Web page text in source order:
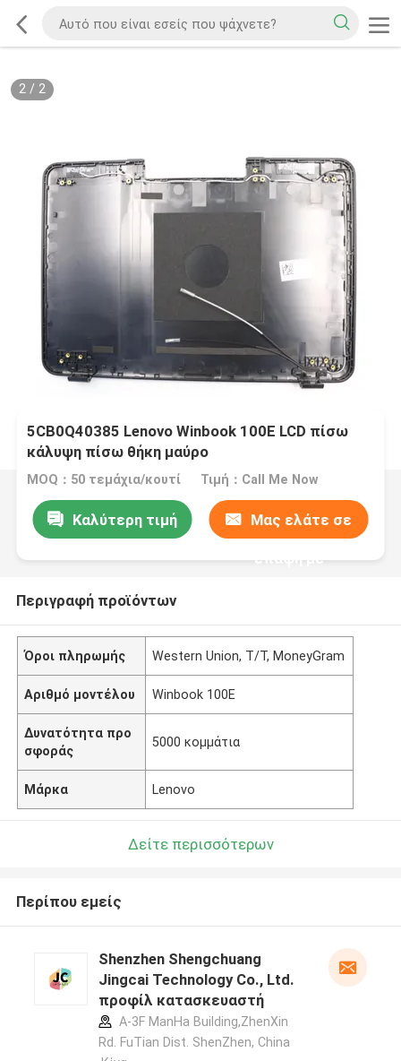
2/ 2
5CB0Q40385 Lenovo Winbook 100E LCD πίσω
κάλυψη πίσω θήκη μαύρο
MOQ：50 τεμάχια/κουτί Τιμή：Call Me Now
Καλύτερη τιμή Μας ελάτε σε
επαφή με
Περιγραφή προϊόντων
Όροι πληρωμής Western Union, T/T, MoneyGram
Αριθμό μοντέλου Winbook 100E
Δυνατότητα προ
σφοράς
5000 κομμάτια
Μάρκα Lenovo
Δείτε περισσότερων
Περίπου εμείς
Shenzhen Shengchuang
Jingcai Technology Co., Ltd.
προφίλ κατασκευαστή
A-3F ManHa Building,ZhenXin
Rd. FuTian Dist. ShenZhen, China